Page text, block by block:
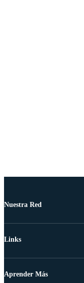
Nuestra Red
Links
Aprender Más